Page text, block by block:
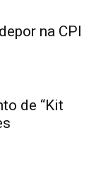
na CPI
de “Kit